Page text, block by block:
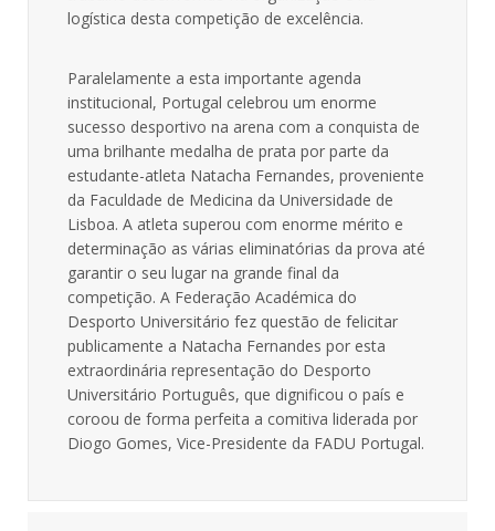
logística desta competição de excelência.
Paralelamente a esta importante agenda
institucional, Portugal celebrou um enorme
sucesso desportivo na arena com a conquista de
uma brilhante medalha de prata por parte da
estudante-atleta Natacha Fernandes, proveniente
da Faculdade de Medicina da Universidade de
Lisboa. A atleta superou com enorme mérito e
determinação as várias eliminatórias da prova até
garantir o seu lugar na grande final da
competição. A Federação Académica do
Desporto Universitário fez questão de felicitar
publicamente a Natacha Fernandes por esta
extraordinária representação do Desporto
Universitário Português, que dignificou o país e
coroou de forma perfeita a comitiva liderada por
Diogo Gomes, Vice-Presidente da FADU Portugal.